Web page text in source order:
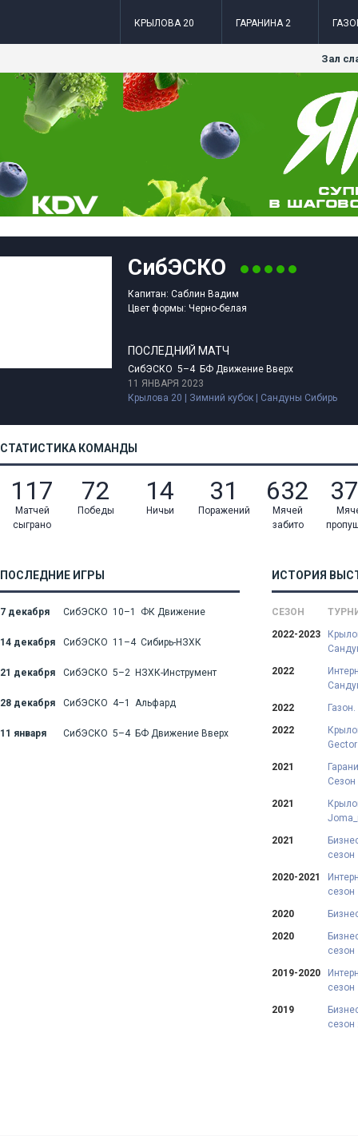
КРЫЛОВА 20 ГАРАНИНА 2
Зал
СибЭСКО
Капитан: Саблин Вадим
Цвет формы: Черно-белая
ПОСЛЕДНИЙ МАТЧ
СибЭСКО 5–4 БФ Движение Вверх
11 ЯНВАРЯ 2023
Крылова 20 | Зимний кубок | Сандуны Сибирь
СТАТИСТИКА КОМАНДЫ
117 72 14 31 632
Матчей
сыграно
Победы Ничьи Поражений
Мячей
забито
ПОСЛЕДНИЕ ИГРЫ
7 декабря СибЭСКО 10–1 ФК Движение
14 декабря СибЭСКО 11–4 Сибирь-НЗХК
21 декабря СибЭСКО 5–2 НЗХК-Инструмент
28 декабря СибЭСКО 4–1 Альфард
11 января СибЭСКО 5–4 БФ Движение Вверх
ИСТОРИЯ
СЕЗОН
2022-2023
2022
2022
2022
2021
Сезон
2021
2021
сезон
2020-2021
сезон
2020
2020
сезон
2019-2020
сезон
2019
сезон